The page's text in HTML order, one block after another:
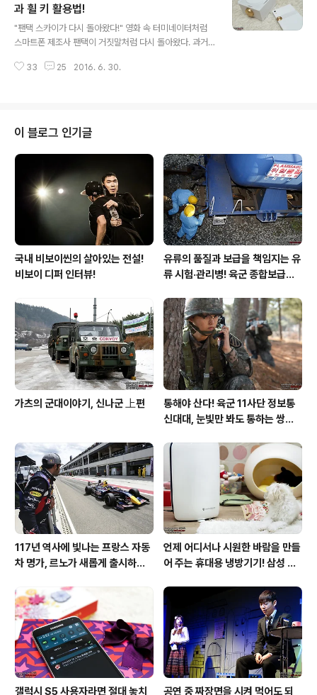
LG 액션캠 LTE는 후면부에 나노 유심을 삽입할 수 있는
전용 트레이와 마이크로SD 메모리 슬롯 그리고 충전과 데
이터 전송을 위한 USB 타입 C 포트가 위치하고 있다. 제원
게도 친근한 퀄컴 스냅드래곤 650 칩셋과 2GB RAM, 14
과 휠 키 활용법!
"팬택 스카이가 다시 돌아왔다!" 영화 속 터미네이터처럼
스마트폰 제조사 팬택이 거짓말처럼 다시 돌아왔다. 과거
랜드를 가지고 말이다. 1년 7개월 만에 선보인 팬택의 신제
스마트폰으로는 소비자의 관심을 끌 수 없다는 것을 누구
보다도 잘 알고 있다. 이에 스카이 아임백은 디자인부터 구
성 하나하나까지 기존의 스마트폰과 차별화를 두고 있다.
그럼 지금부터 팬택 스카이 아임백 활용법 및 특장점을 만
나 보자! "휠 키를 적용한 팬택 스카이 아임백!" 우선 가장
인상적인 부분은 본체 후면에 ..
33 25 2016. 6. 30.
이 블로그 인기글
국내 비보이씬의 살아있는 전설!
비보이 디퍼 인터뷰!
유류의 품질과 보급을 책임지는 유
류 시험·관리병! 육군 종합보급창
가츠의 군대이야기, 신나군 上편
통해야 산다! 육군 11사단 정보통
신대대, 눈빛만 봐도 통하는 쌍둥
117년 역사에 빛나는 프랑스 자동
차 명가, 르노가 새롭게 출시하는
언제 어디서나 시원한 바람을 만들
어 주는 휴대용 냉방기기! 삼성 포
갤럭시 S5 사용자라면 절대 놓치 공연 중 짜장면을 시켜 먹어도 되